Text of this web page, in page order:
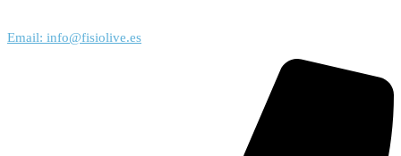
Email: info@fisiolive.es